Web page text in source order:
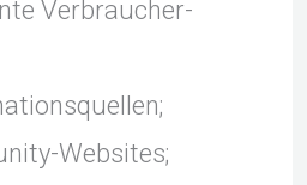
Verbraucher-
Websites;